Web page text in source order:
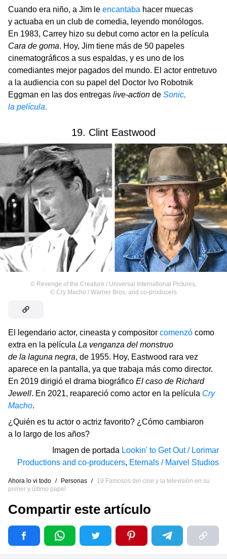
Cuando era niño, a Jim le encantaba hacer muecas
y actuaba en un club de comedia, leyendo monólogos.
En 1983, Carrey hizo su debut como actor en la película
Cara de goma. Hoy, Jim tiene más de 50 papeles
cinematográficos a sus espaldas, y es uno de los
comediantes mejor pagados del mundo. El actor entretuvo
a la audiencia con su papel del Doctor Ivo Robotnik
Eggman en las dos entregas live-action de Sonic,
la película.
19. Clint Eastwood
© Revenge of the Creature / Universal International Pictures
© Cry Macho / Warner Bros. and co-producers
El legendario actor, cineasta y compositor comenzó como
extra en la película La venganza del monstruo
de la laguna negra, de 1955. Hoy, Eastwood rara vez
aparece en la pantalla, ya que trabaja más como director.
En 2019 dirigió el drama biográfico El caso de Richard
Jewell. En 2021, reapareció como actor en la película Cry
Macho.
¿Quién es tu actor o actriz favorito? ¿Cómo cambiaron
a lo largo de los años?
Imagen de portada Lookin' to Get Out / Lorimar
Productions and co-producers, Eternals / Marvel Studios
Ahora lo vi todo / Personas /
19 Famosos del cine y la televisión en su
primer y último papel
Compartir este artículo